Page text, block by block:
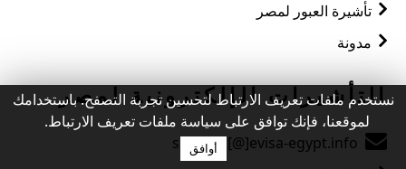
تأشيرة العبور لمصر
مدونة
التأشيرات الإلكترونية لمصر
support[@]evisa-egypt.info
نستخدم ملفات تعريف الارتباط لتحسين تجربة التصفح. باستخدامك
لموقعنا، فإنك توافق على سياسة ملفات تعريف الارتباط.
أوافق